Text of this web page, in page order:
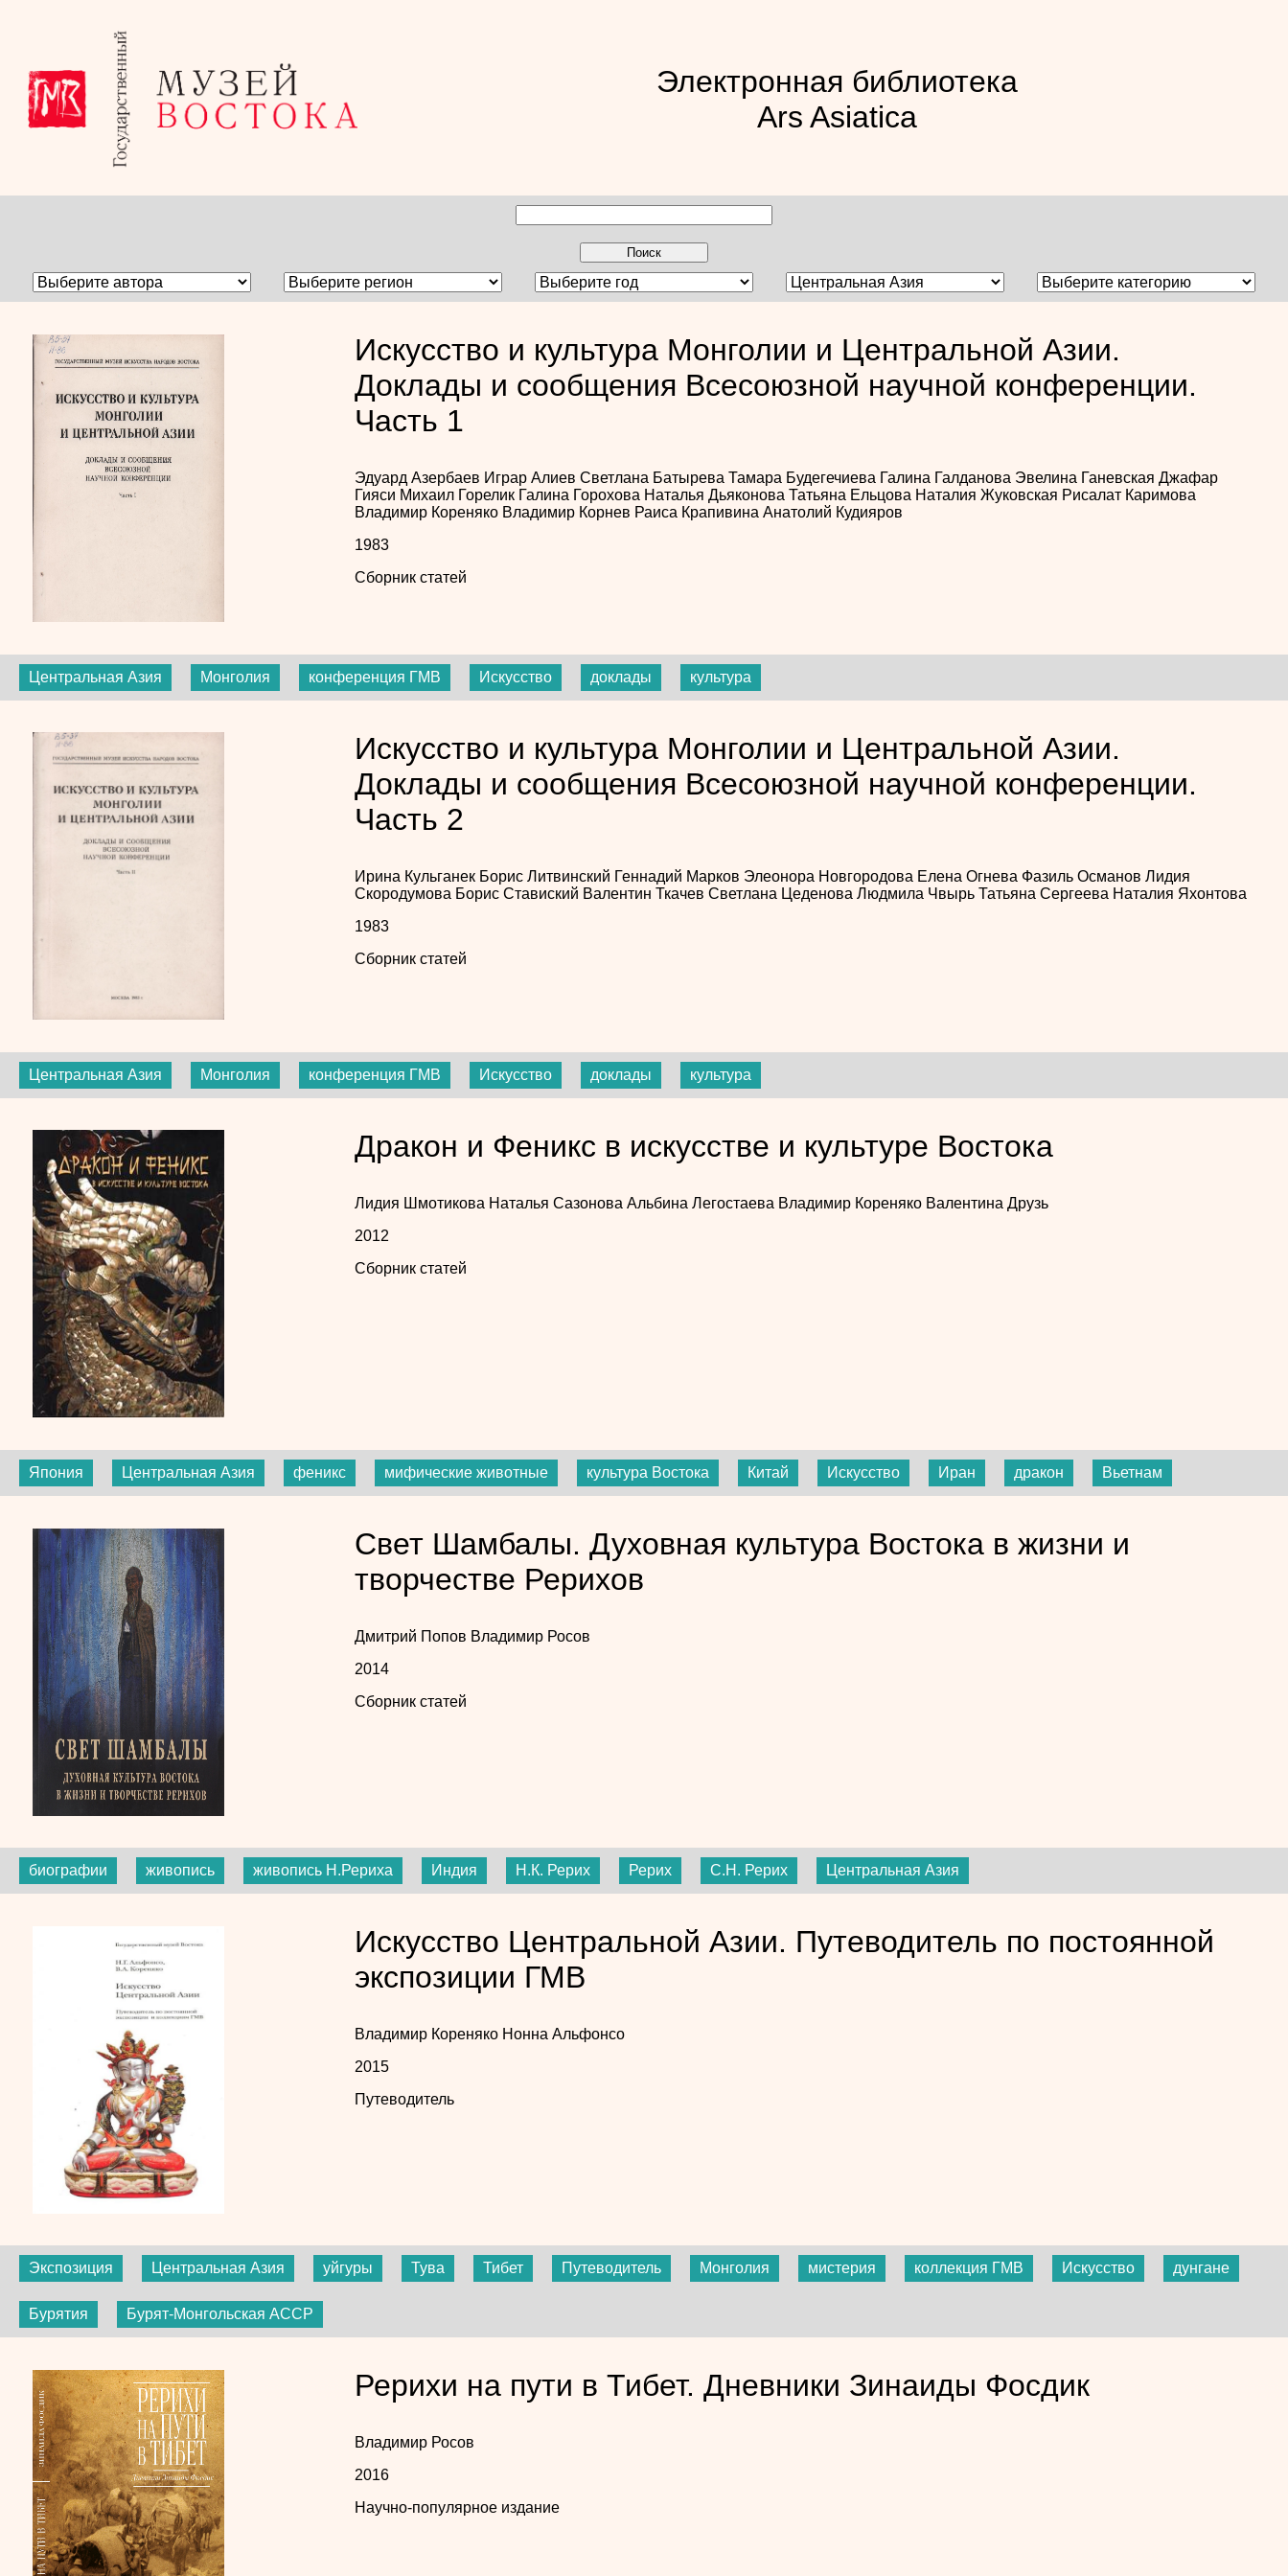
Электронная библиотека
Ars Asiatica
Искусство и культура Монголии и Центральной Азии.
Доклады и сообщения Всесоюзной научной конференции.
Часть 1
Эдуард Азербаев Играр Алиев Светлана Батырева Тамара Будегечиева Галина Галданова Эвелина Ганевская Джафар
Гияси Михаил Горелик Галина Горохова Наталья Дьяконова Татьяна Ельцова Наталия Жуковская Рисалат Каримова
Владимир Кореняко Владимир Корнев Раиса Крапивина Анатолий Кудияров
1983
Сборник статей
Центральная Азия Монголия конференция ГМВ Искусство доклады культура
Искусство и культура Монголии и Центральной Азии.
Доклады и сообщения Всесоюзной научной конференции.
Часть 2
Ирина Кульганек Борис Литвинский Геннадий Марков Элеонора Новгородова Елена Огнева Фазиль Османов Лидия
Скородумова Борис Ставиский Валентин Ткачев Светлана Цеденова Людмила Чвырь Татьяна Сергеева Наталия Яхонтова
1983
Сборник статей
Центральная Азия Монголия конференция ГМВ Искусство доклады культура
Дракон и Феникс в искусстве и культуре Востока
Лидия Шмотикова Наталья Сазонова Альбина Легостаева Владимир Кореняко Валентина Друзь
2012
Сборник статей
Япония Центральная Азия феникс мифические животные культура Востока Китай Искусство Иран дракон Вьетнам
Свет Шамбалы. Духовная культура Востока в жизни и
творчестве Рерихов
Дмитрий Попов Владимир Росов
2014
Сборник статей
биографии живопись живопись Н.Рериха Индия Н.К. Рерих Рерих С.Н. Рерих Центральная Азия
Искусство Центральной Азии. Путеводитель по постоянной
экспозиции ГМВ
Владимир Кореняко Нонна Альфонсо
2015
Путеводитель
Экспозиция Центральная Азия уйгуры Тува Тибет Путеводитель Монголия мистерия коллекция ГМВ Искусство дунгане
Бурятия Бурят-Монгольская АССР
Рерихи на пути в Тибет. Дневники Зинаиды Фосдик
Владимир Росов
2016
Научно-популярное издание